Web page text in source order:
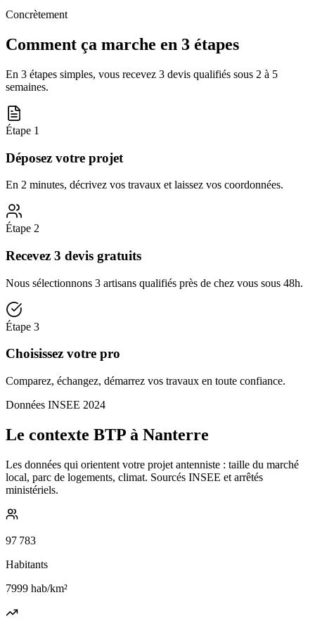
Concrètement
Comment ça marche en 3 étapes
En 3 étapes simples, vous recevez 3 devis qualifiés sous 2 à 5
semaines.
Étape 1
Déposez votre projet
En 2 minutes, décrivez vos travaux et laissez vos coordonnées.
Étape 2
Recevez 3 devis gratuits
Nous sélectionnons 3 artisans qualifiés près de chez vous sous 48h.
Étape 3
Choisissez votre pro
Comparez, échangez, démarrez vos travaux en toute confiance.
Données INSEE 2024
Le contexte BTP à Nanterre
Les données qui orientent votre projet antenniste : taille du marché
local, parc de logements, climat. Sourcés INSEE et arrêtés
ministériels.
97 783
Habitants
7999 hab/km²